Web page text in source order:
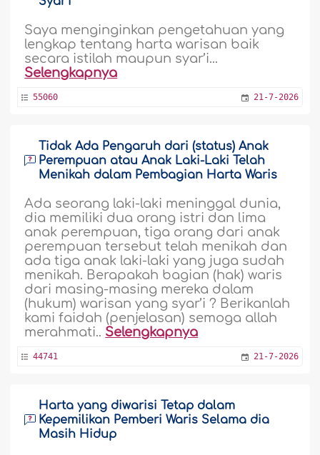
Saya menginginkan pengetahuan yang
lengkap tentang harta warisan baik
secara istilah maupun syar’i...
Selengkapnya
55060 21-7-2026
Tidak Ada Pengaruh dari (status) Anak
Perempuan atau Anak Laki-Laki Telah
Menikah dalam Pembagian Harta Waris
Ada seorang laki-laki meninggal dunia,
dia memiliki dua orang istri dan lima
anak perempuan, tiga orang dari anak
perempuan tersebut telah menikah dan
ada tiga anak laki-laki yang juga sudah
menikah. Berapakah bagian (hak) waris
dari masing-masing mereka dalam
(hukum) warisan yang syar’i ? Berikanlah
kami faidah (penjelasan) semoga allah
merahmati.. Selengkapnya
44741 21-7-2026
Harta yang diwarisi Tetap dalam
Kepemilikan Pemberi Waris Selama dia
Masih Hidup